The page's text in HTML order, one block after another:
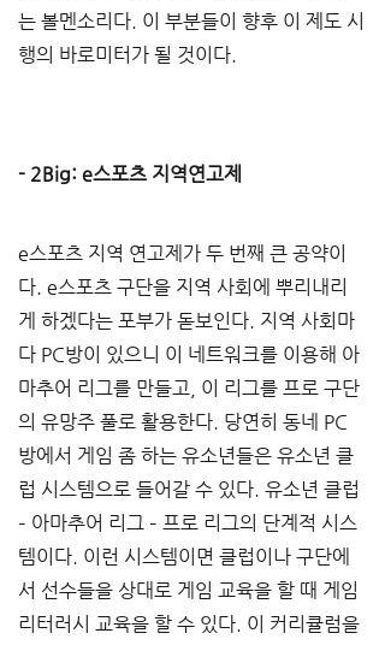
는 볼멘소리다. 이 부분들이 향후 이 제도 시
행의 바로미터가 될 것이다.
- 2Big: e스포츠 지역연고제
e스포츠 지역 연고제가 두 번째 큰 공약이
다. e스포츠 구단을 지역 사회에 뿌리내리
게 하겠다는 포부가 돋보인다. 지역 사회마
다 PC방이 있으니 이 네트워크를 이용해 아
마추어 리그를 만들고, 이 리그를 프로 구단
의 유망주 풀로 활용한다. 당연히 동네 PC
방에서 게임 좀 하는 유소년들은 유소년 클
럽 시스템으로 들어갈 수 있다. 유소년 클럽
– 아마추어 리그 – 프로 리그의 단계적 시스
템이다. 이런 시스템이면 클럽이나 구단에
서 선수들을 상대로 게임 교육을 할 때 게임
리터러시 교육을 할 수 있다. 이 커리큘럼을